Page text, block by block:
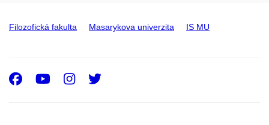
Filozofická fakulta Masarykova univerzita IS MU
Facebook
Youtube
Instagram
Twitter